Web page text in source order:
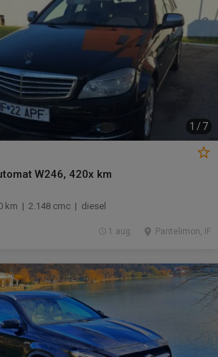
1 / 7
W246, 420x km
km | 2.148 cmc | diesel
Pantelimon, IF
1 aug.